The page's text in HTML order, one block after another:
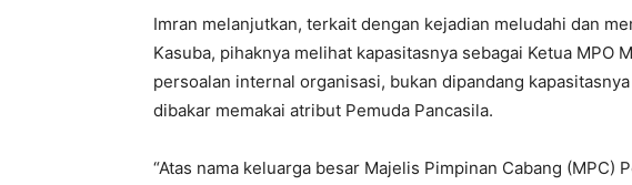
Imran melanjutkan, terkait dengan kejadian meludahi dan
Kasuba, pihaknya melihat kapasitasnya sebagai Ketua MPO
persoalan internal organisasi, bukan dipandang
dibakar memakai atribut Pemuda Pancasila.
“Atas nama keluarga besar Majelis Pimpinan Cabang (MPC)